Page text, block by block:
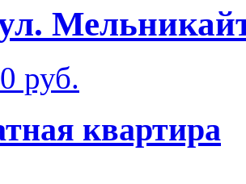
руб.
квартира